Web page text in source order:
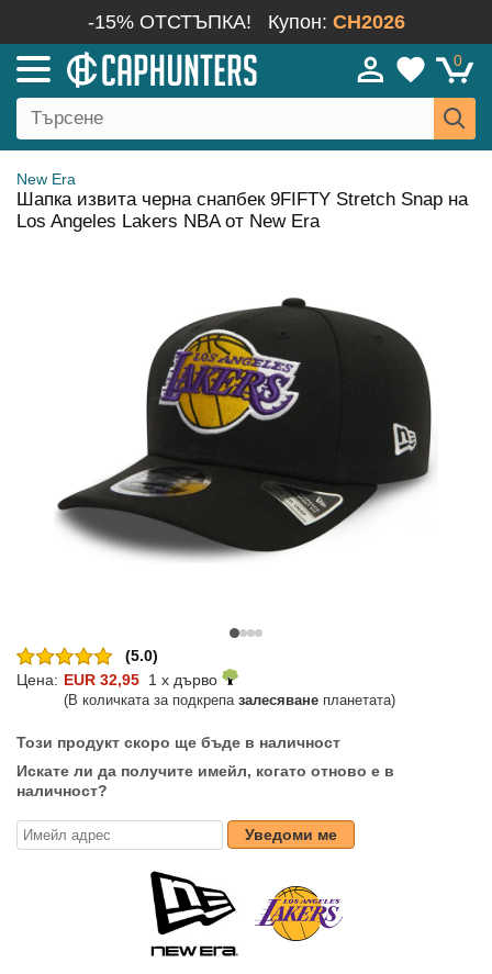
-15% ОТСТЪПКА! Купон: CH2026
0
New Era
Шапка извита черна снапбек 9FIFTY Stretch Snap на
Los Angeles Lakers NBA от New Era
(5.0)
Цена: EUR 32,95 1 x дърво
(В количката за подкрепа залесяване планетата)
Този продукт скоро ще бъде в наличност
Искате ли да получите имейл, когато отново е в
наличност?
Уведоми ме